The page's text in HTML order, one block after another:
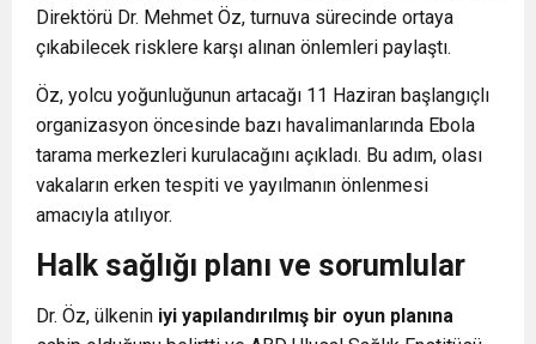
Direktörü Dr. Mehmet Öz, turnuva sürecinde ortaya
çıkabilecek risklere karşı alınan önlemleri paylaştı.
Öz, yolcu yoğunluğunun artacağı 11 Haziran başlangıçlı
organizasyon öncesinde bazı havalimanlarında Ebola
tarama merkezleri kurulacağını açıkladı. Bu adım, olası
vakaların erken tespiti ve yayılmanın önlenmesi
amacıyla atılıyor.
Halk sağlığı planı ve sorumlular
Dr. Öz, ülkenin iyi yapılandırılmış bir oyun planına